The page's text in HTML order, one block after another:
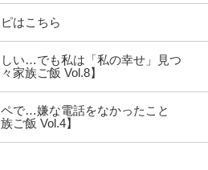
はこちら
い…でも私は「私の幸せ」見つ
家族ご飯 Vol.8】
で…嫌な電話をなかったこと
ご飯 Vol.4】